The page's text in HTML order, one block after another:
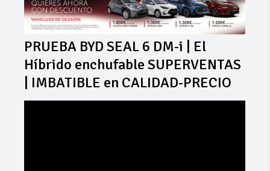
PRUEBA BYD SEAL 6 DM-i | El
Híbrido enchufable SUPERVENTAS
| IMBATIBLE en CALIDAD-PRECIO